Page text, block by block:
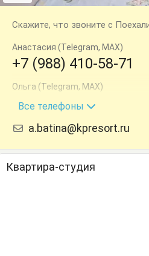
Скажите, что звоните с
Анастасия (Telegram, MAX)
+7 (988) 410-58-71
Ольга (Telegram, MAX)
+7 (988) 151-16-47
Все телефоны
a.batina@kpresort.ru
Квартира-студия